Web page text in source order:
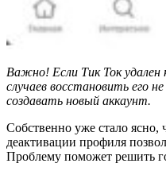
Важно! Если Тик Ток удален
случаев восстановить его
создавать новый аккаунт.
Собственно уже стало ясно,
деактивации профиля
Проблему поможет решить